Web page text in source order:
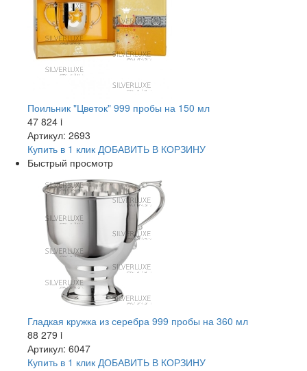
Поильник "Цветок" 999 пробы на 150 мл
47 824 i
Артикул: 2693
Купить в 1 клик ДОБАВИТЬ В КОРЗИНУ
Быстрый просмотр
Гладкая кружка из серебра 999 пробы на 360 мл
88 279 i
Артикул: 6047
Купить в 1 клик ДОБАВИТЬ В КОРЗИНУ